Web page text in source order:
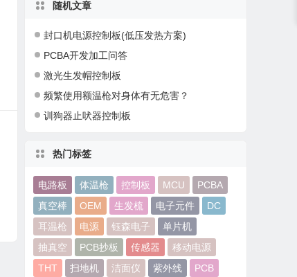
随机文章
封口机电源控制板(低压发热方案)
PCBA开发加工问答
激光生发帽控制板
频繁使用额温枪对身体有无危害？
训狗器止吠器控制板
热门标签
电路板 体温枪 控制板 MCU
PCBA
真空棒
OEM 生发梳 电子元件
DC
耳温枪
电源 钰森电子
单片机
抽真空
PCB抄板 传感器
移动电源
THT
扫地机 洁面仪 紫外线
PCB